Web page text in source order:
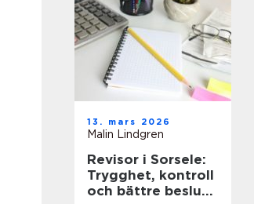
13. mars 2026
Malin Lindgren
Revisor i Sorsele:
Trygghet, kontroll
och bättre beslut